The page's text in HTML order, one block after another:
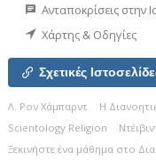
Ανταποκρίσεις στην
Χάρτης & Οδηγίες
Σχετικές
Λ. Ρον Χάμπαρντ Η
Scientology Religion
Ξεκινήστε ένα μάθημα στο